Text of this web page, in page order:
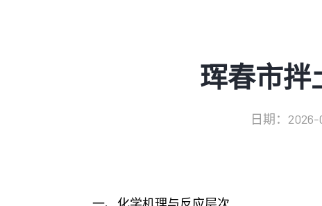
珲春市拌
日期：2026-